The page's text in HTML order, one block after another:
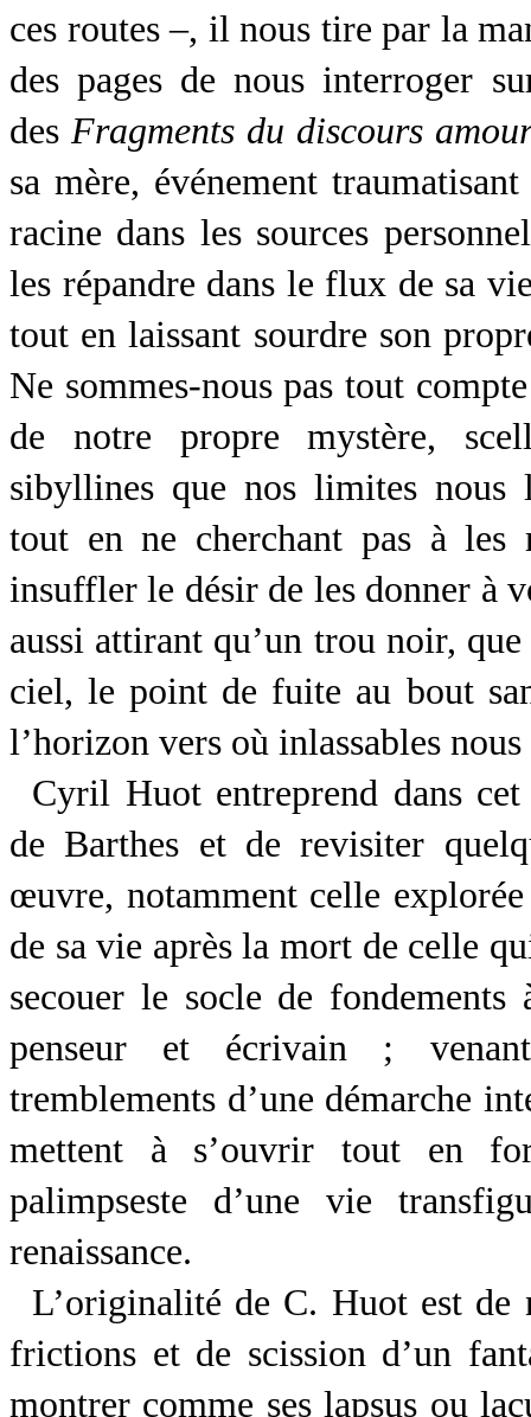
ces routes –, il nous tire par la
des pages de nous interroger
des Fragments du discours
sa mère, événement
racine dans les sources
les répandre dans le flux de sa
tout en laissant sourdre son
Ne sommes-nous pas tout
de notre propre mystère,
sibyllines que nos limites nous
tout en ne cherchant pas à
insuffler le désir de les donner à
aussi attirant qu’un trou noir,
ciel, le point de fuite au bout
l’horizon vers où inlassables
Cyril Huot entreprend dans
de Barthes et de revisiter
œuvre, notamment celle
de sa vie après la mort de celle
secouer le socle de
penseur et écrivain ;
tremblements d’une démarche
mettent à s’ouvrir tout en
palimpseste d’une vie
renaissance.
L’originalité de C. Huot est de
frictions et de scission d’un
montrer comme ses lapsus ou